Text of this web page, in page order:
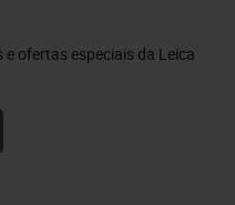
ofertas especiais da Leica